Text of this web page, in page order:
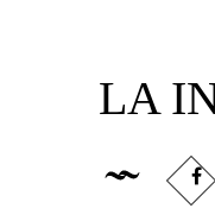
LA